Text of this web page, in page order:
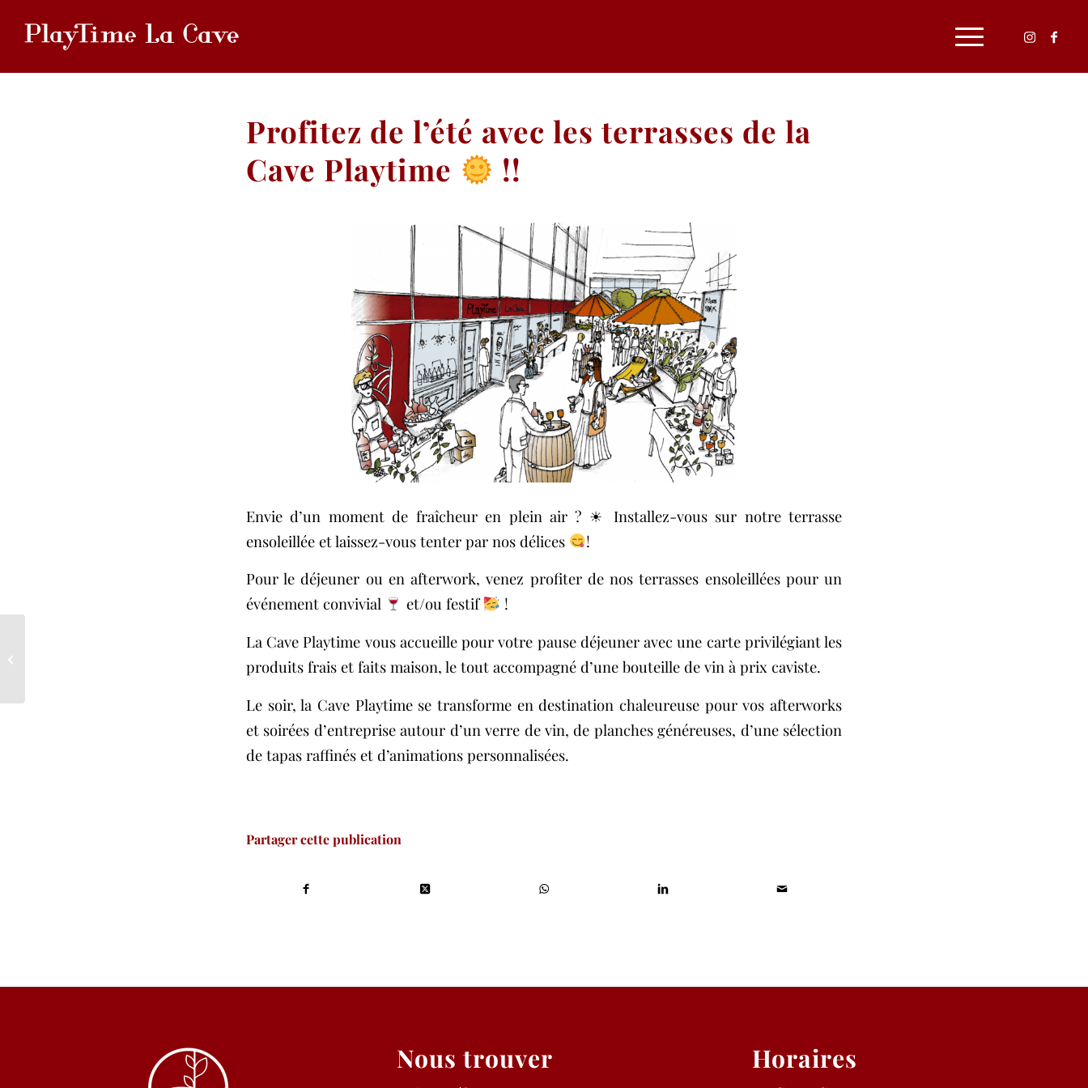
Profitez de l’été avec les terrasses de la
Cave Playtime
!!
Envie d’un moment de fraîcheur en plein air ? ☀ Installez-vous sur notre terrasse
ensoleillée et laissez-vous tenter par nos délices
!
Pour le déjeuner ou en afterwork, venez profiter de nos terrasses ensoleillées pour un
événement convivial
et/ou festif
!
La Cave Playtime vous accueille pour votre pause déjeuner avec une carte privilégiant les
produits frais et faits maison, le tout accompagné d’une bouteille de vin à prix caviste.
Le soir, la Cave Playtime se transforme en destination chaleureuse pour vos afterworks
et soirées d’entreprise ​autour d’un verre de vin, de planches généreuses, d’une sélection
de tapas raffinés et d’animations personnalisées.
Partager cette publication
Nous trouver Horaires